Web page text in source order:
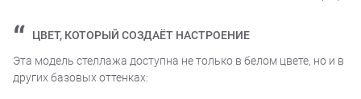
ЦВЕТ, КОТОРЫЙ СОЗДАЁТ НАСТРОЕНИЕ
Эта модель стеллажа доступна не только в белом цвете, но и в
других базовых оттенках: